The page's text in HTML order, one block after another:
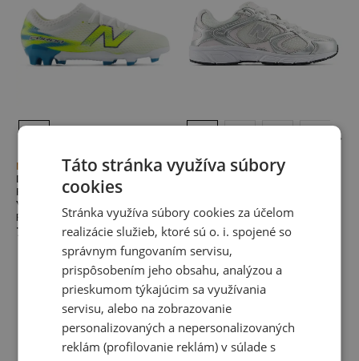
Novinka
Detské kopačky New Balance
FURON TEAM JNR FG V9
YF3F3V9 – biele
Futbalové topánky pre deti
70,00 €
Novinka
Detské topánky New Balance
Šnurovacie topánky
60,00 €
Táto stránka využíva súbory
cookies
Stránka využíva súbory cookies za účelom
realizácie služieb, ktoré sú o. i. spojené so
správnym fungovaním servisu,
prispôsobením jeho obsahu, analýzou a
prieskumom týkajúcim sa využívania
servisu, alebo na zobrazovanie
personalizovaných a nepersonalizovaných
reklám (profilovanie reklám) v súlade s